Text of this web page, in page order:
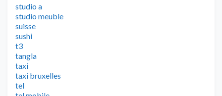
studio a
studio meuble
suisse
sushi
t3
tangla
taxi
taxi bruxelles
tel